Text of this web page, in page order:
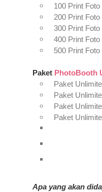
100 Print Foto
200 Print Foto
300 Print Foto
400 Print Foto
500 Print Foto
Paket PhotoBooth
Paket
Paket
Paket
Paket
Apa yang akan